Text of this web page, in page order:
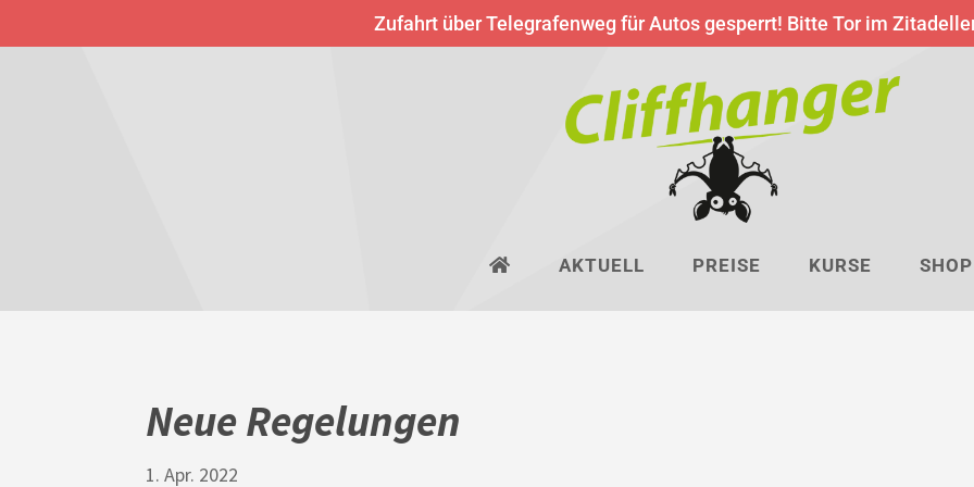
Zufahrt über Telegrafenweg für Autos gesperrt! Bitte Tor im
AKTUELL PREISE KURSE SHOP
Neue Regelungen
1. Apr. 2022